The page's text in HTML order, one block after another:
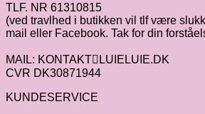
TLF. NR 61310815
(ved travlhed i butikken vil tlf være
mail eller Facebook. Tak for din
MAIL: KONTAKTLUIELUIE.DK
CVR DK30871944
KUNDESERVICE